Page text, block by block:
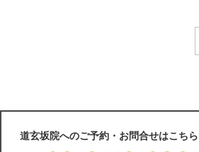
道玄坂院へのご予約・お問合せはこちら